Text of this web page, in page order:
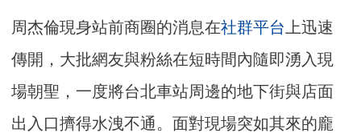
周杰倫現身站前商圈的消息在社群平台 上迅速
傳開，大批網友與粉絲在短時間內隨即湧入現
場朝聖，一度將台北車站周邊的地下街與店面
出入口擠得水洩不通。面對現場突如其來的龐